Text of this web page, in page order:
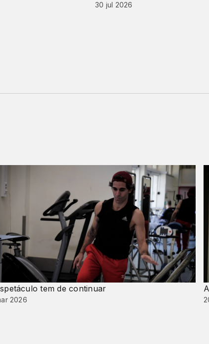
30 jul 2026
tem de continuar
2026